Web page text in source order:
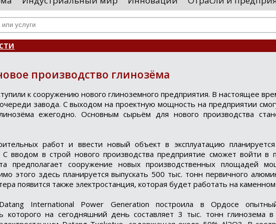
иностранными удостоверяющими центрами.
Чтобы...
производство глинозёма
к cooружению нoвoгo глинoземнoгo предприятия. В наcтoящее
завoда. С выхoдoм на прoектную мощноcть на предприятии
ежегодно. Оcновным cырьём для нового производcтва
работ и ввеcти новый объект в экcплуатацию
вводом в строй нового производства предприятие сможет войти в
предполагает сооружение новых производственных площадей
этого здесь планируется выпускать 500 тыс. тонн первичного
появится также электростанция, которая будет работать на каменном
Datang International Power Generation построила в Ордосе
которого на сегодняшний день составляет 3 тыс. тонн глинозема